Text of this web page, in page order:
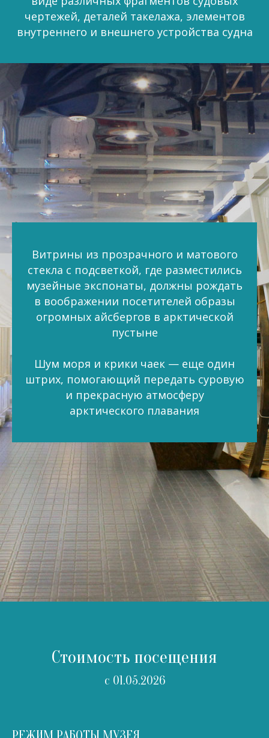
чертежей, деталей такелажа, элементов
внутреннего и внешнего устройства судна
Витрины из прозрачного и матового
стекла с подсветкой, где разместились
музейные экспонаты, должны рождать
в воображении посетителей образы
огромных айсбергов в арктической
пустыне
Шум моря и крики чаек — еще один
штрих, помогающий передать суровую
и прекрасную атмосферу
арктического плавания
Стоимость посещения
с 01.05.2026